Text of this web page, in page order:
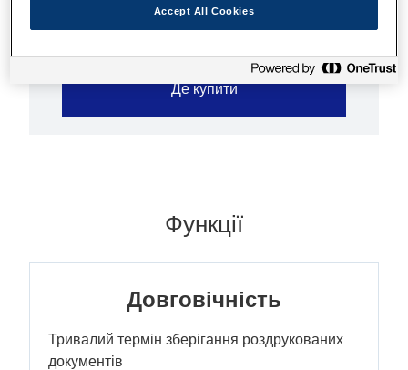
Де купити
Функції
Довговічність
Тривалий термін зберігання роздрукованих
документів
Accept All Cookies